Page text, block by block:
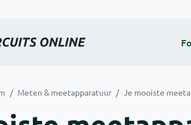
Meten & meetapparatuur Je mooiste